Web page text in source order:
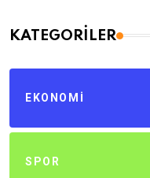
KATEGORILER
EKONOMI
SPOR